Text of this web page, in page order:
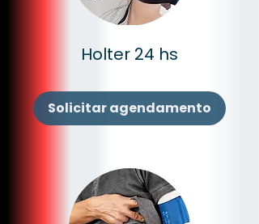
Holter 24 hs
Solicitar agendamento